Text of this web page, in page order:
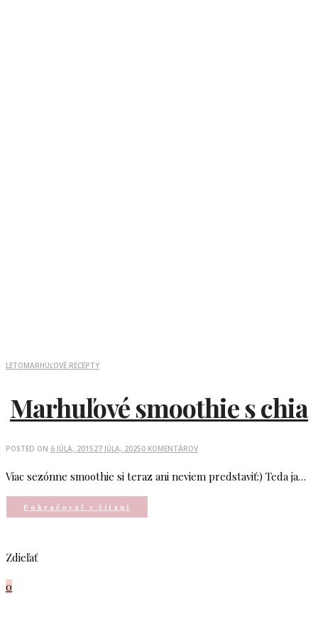
LETOMARHUĽOVÉ RECEPTY
Marhuľové smoothie s chia
POSTED ON 6 JÚLA, 201527 JÚLA, 20250 KOMENTÁROV
Viac sezónne smoothie si teraz ani neviem predstaviť:) Teda ja…
Pokračovať v čítaní
Zdieľať
0